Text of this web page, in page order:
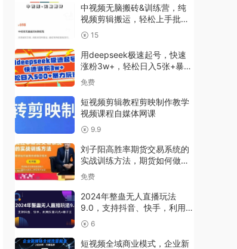
中视频无脑搬砖&训练营，纯
视频剪辑搬运，轻松上手批量
起号，工作室可放大
15
用deepseek极速起号，快速
涨粉3w+，轻松日入5张+暴力
玩法
免费
短视频剪辑教程剪映制作教学
视频课程自媒体网课
9.9
刘子阳高胜率期货交易系统的
实战训练方法，期货如何做到
持续稳定盈利
免费
2024年整蛊无人直播玩法
9.0，支持抖音、快手，利用矢
重闪光+狮子王
6
短视频全域商业模式，企业新